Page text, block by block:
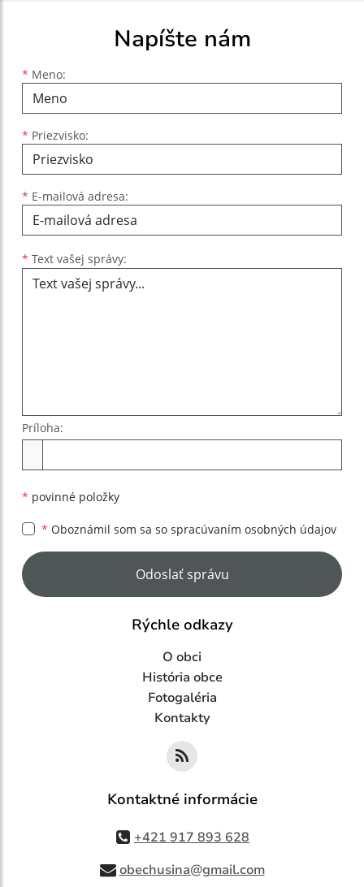
Napíšte nám
* Meno:
Meno
* Priezvisko:
Priezvisko
* E-mailová adresa:
E-mailová adresa
* Text vašej správy:
Príloha:
* povinné položky
* Oboznámil som sa so spracúvaním osobných údajov
Google reCaptcha Response
Odoslať správu
Rýchle odkazy
O obci
História obce
Fotogaléria
Kontakty
Kontaktné informácie
+421 917 893 628
obechusina@gmail.com